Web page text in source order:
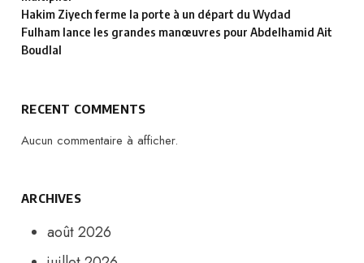
Hakim Ziyech ferme la porte à un départ du Wydad
Fulham lance les grandes manœuvres pour Abdelhamid Ait
Boudlal
RECENT COMMENTS
Aucun commentaire à afficher.
ARCHIVES
août 2026